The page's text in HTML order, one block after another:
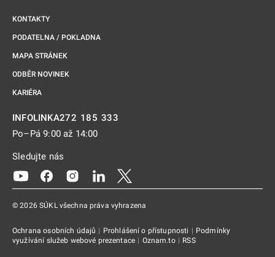
KONTAKTY
PODATELNA / POKLADNA
MAPA STRÁNEK
ODBĚR NOVINEK
KARIÉRA
INFOLINKA272 185 333
Po–Pá 9:00 až 14:00
Sledujte nás
Odkaz se otevře na nové kartě
Odkaz se otevře na nové kartě
Odkaz se otevře na nové kartě
Odkaz se otevře na nové kartě
© 2026 SÚKL všechna práva vyhrazena
Ochrana osobních údajů | Prohlášení o přístupnosti | Podmínky
využívání služeb webové prezentace | Oznam.to | RSS